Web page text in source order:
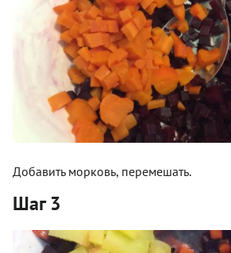
Добавить морковь, перемешать.
Шаг 3